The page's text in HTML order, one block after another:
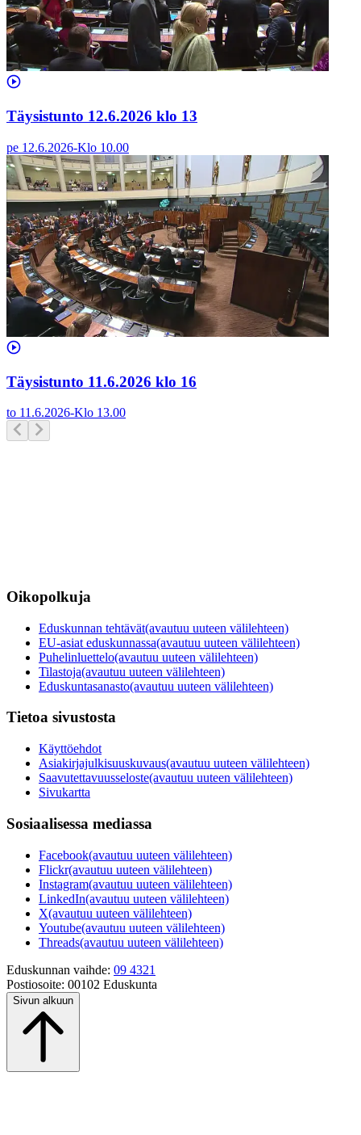
Täysistunto 12.6.2026 klo 13
pe 12.6.2026-Klo 10.00
Täysistunto 11.6.2026 klo 16
to 11.6.2026-Klo 13.00
Oikopolkuja
Eduskunnan tehtävät(avautuu uuteen välilehteen)
EU-asiat eduskunnassa(avautuu uuteen välilehteen)
Puhelinluettelo(avautuu uuteen välilehteen)
Tilastoja(avautuu uuteen välilehteen)
Eduskuntasanasto(avautuu uuteen välilehteen)
Tietoa sivustosta
Käyttöehdot
Asiakirjajulkisuuskuvaus(avautuu uuteen välilehteen)
Saavutettavuusseloste(avautuu uuteen välilehteen)
Sivukartta
Sosiaalisessa mediassa
Facebook(avautuu uuteen välilehteen)
Flickr(avautuu uuteen välilehteen)
Instagram(avautuu uuteen välilehteen)
LinkedIn(avautuu uuteen välilehteen)
X(avautuu uuteen välilehteen)
Youtube(avautuu uuteen välilehteen)
Threads(avautuu uuteen välilehteen)
Eduskunnan vaihde: 09 4321
Postiosoite: 00102 Eduskunta
Sivun alkuun